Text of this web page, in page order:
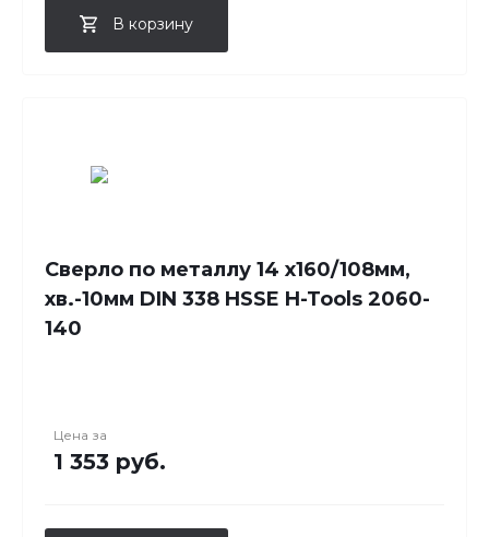
В корзину
Сверло по металлу 14 x160/108мм,
хв.-10мм DIN 338 HSSE H-Tools 2060-
140
Цена за
1 353 руб.